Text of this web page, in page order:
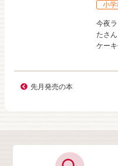
小学
今夜
たさ
ケー
先月発売の本